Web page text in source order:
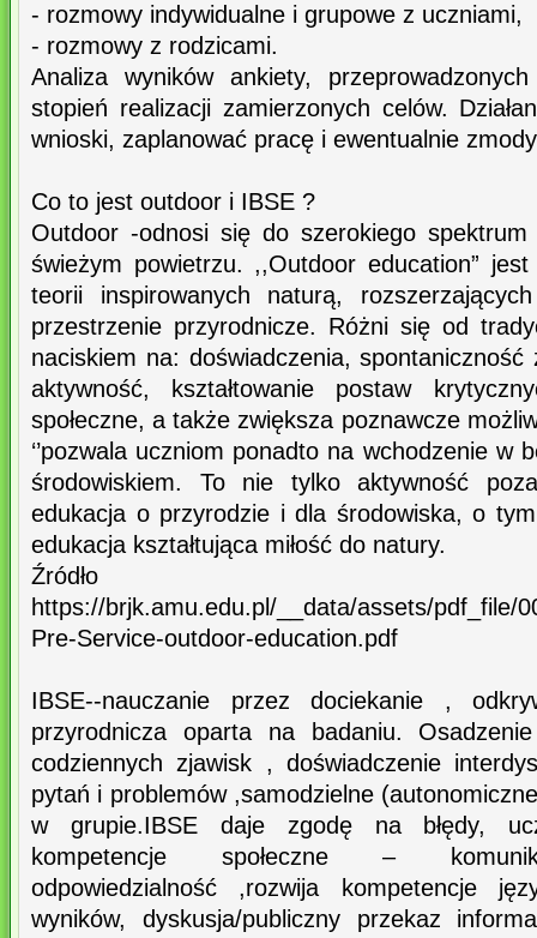
- rozmowy indywidualne i grupowe z uczniami,
- rozmowy z rodzicami.
Analiza wyników ankiety,
stopień realizacji zamierzonych celów.
wnioski, zaplanować pracę i ewentualnie
Co to jest outdoor i IBSE ?
Outdoor -odnosi się do szerokiego spektrum
świeżym powietrzu. ,,Outdoor education”
teorii inspirowanych naturą,
przestrzenie przyrodnicze. Różni się od
naciskiem na: doświadczenia, spontaniczność
aktywność, kształtowanie postaw
społeczne, a także zwiększa poznawcze
‘’pozwala uczniom ponadto na wchodzenie w
środowiskiem. To nie tylko aktywność
edukacja o przyrodzie i dla środowiska, o
edukacja kształtująca miłość do natury.
https://brjk.amu.edu.pl/__data/assets/pdf_file/
Pre-Service-outdoor-education.pdf
IBSE--nauczanie przez dociekanie ,
przyrodnicza oparta na badaniu.
codziennych zjawisk , doświadczenie
pytań i problemów ,samodzielne
w grupie.IBSE daje zgodę na błędy,
kompetencje społeczne –
odpowiedzialność ,rozwija kompetencje
wyników, dyskusja/publiczny przekaz